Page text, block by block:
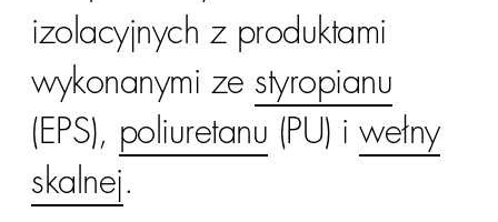
izolacyjnych z produktami
wykonanymi ze styropianu
(EPS), poliuretanu (PU) i wełny
skalnej.